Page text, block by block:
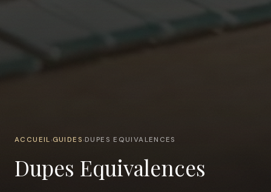
ACCUEIL ›GUIDES ›DUPES EQUIVALENCES
Dupes Equivalences